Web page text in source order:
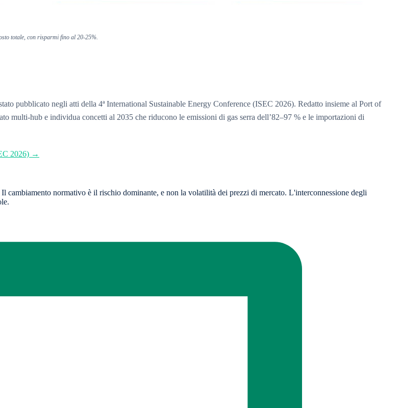
totale, con risparmi fino al 20-25%.
pubblicato negli atti della 4ª International Sustainable Energy Conference (ISEC 2026). Redatto insieme al Port of
multi-hub e individua concetti al 2035 che riducono le emissioni di gas serra dell’82–97 % e le importazioni di
2026) →
normativo è il rischio dominante, e non la volatilità dei prezzi di mercato. L'interconnessione degli